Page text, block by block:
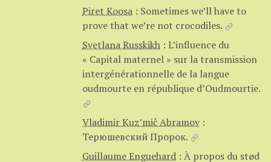
Piret Koosa : Sometimes we’ll have to
prove that we’re not crocodiles.
Svetlana Russkikh : L’influence du
« Capital maternel » sur la transmission
intergénérationnelle de la langue
oudmourte en république d’Oudmourtie.
Vladimir Kuz’mič Abramov :
Терюшевский Пророк.
Guillaume Enguehard : À propos du stød